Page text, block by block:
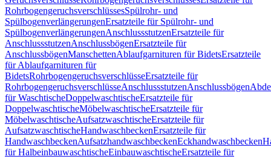
RohrbogengeruchsverschlüssesSpülrohr- und
SpülbogenverlängerungenErsatzteile für Spülrohr- und
SpülbogenverlängerungenAnschlussstutzenErsatzteile für
AnschlussstutzenAnschlussbögenErsatzteile für
AnschlussbögenManschettenAblaufgarnituren für BidetsErsatzteile
für Ablaufgarnituren für
BidetsRohrbogengeruchsverschlüsseErsatzteile für
RohrbogengeruchsverschlüsseAnschlussstutzenAnschlussbögen
für WaschtischeDoppelwaschtischeErsatzteile für
DoppelwaschtischeMöbelwaschtischeErsatzteile für
MöbelwaschtischeAufsatzwaschtischeErsatzteile für
AufsatzwaschtischeHandwaschbeckenErsatzteile für
HandwaschbeckenAufsatzhandwaschbeckenEckhandwaschbecken
für HalbeinbauwaschtischeEinbauwaschtischeErsatzteile für